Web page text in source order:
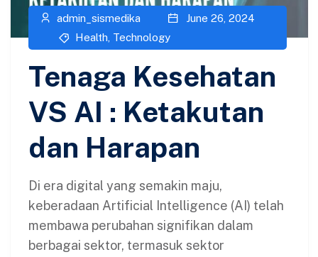
admin_sismedika
June 26, 2024
Health Technology
Tenaga Kesehatan
VS AI : Ketakutan
dan Harapan
Di era digital yang semakin maju,
keberadaan Artificial Intelligence (AI) telah
membawa perubahan signifikan dalam
berbagai sektor, termasuk sektor